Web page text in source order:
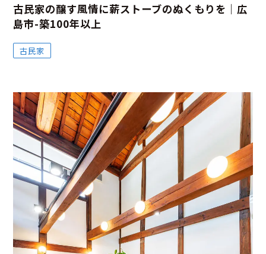
古民家の醸す風情に薪ストーブのぬくもりを｜広
島市-築100年以上
古民家